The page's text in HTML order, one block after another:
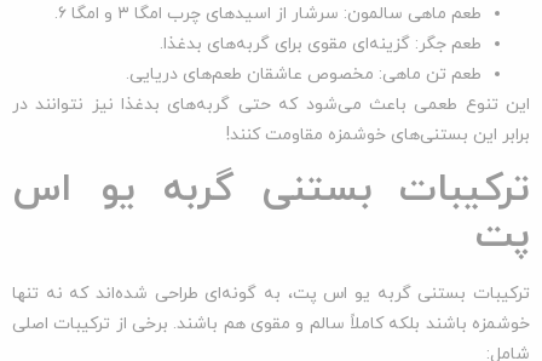
طعم ماهی سالمون: سرشار از اسیدهای چرب امگا ۳ و امگا ۶.
طعم جگر: گزینه‌ای مقوی برای گربه‌های بدغذا.
طعم تن ماهی: مخصوص عاشقان طعم‌های دریایی.
این تنوع طعمی باعث می‌شود که حتی گربه‌های بدغذا نیز نتوانند در
برابر این بستنی‌های خوشمزه مقاومت کنند!
ترکیبات بستنی گربه یو اس
پت
ترکیبات بستنی گربه یو اس پت، به گونه‌ای طراحی شده‌اند که نه تنها
خوشمزه باشند بلکه کاملاً سالم و مقوی هم باشند. برخی از ترکیبات اصلی
شامل: